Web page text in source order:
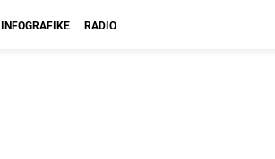
INFOGRAFIKE RADIO